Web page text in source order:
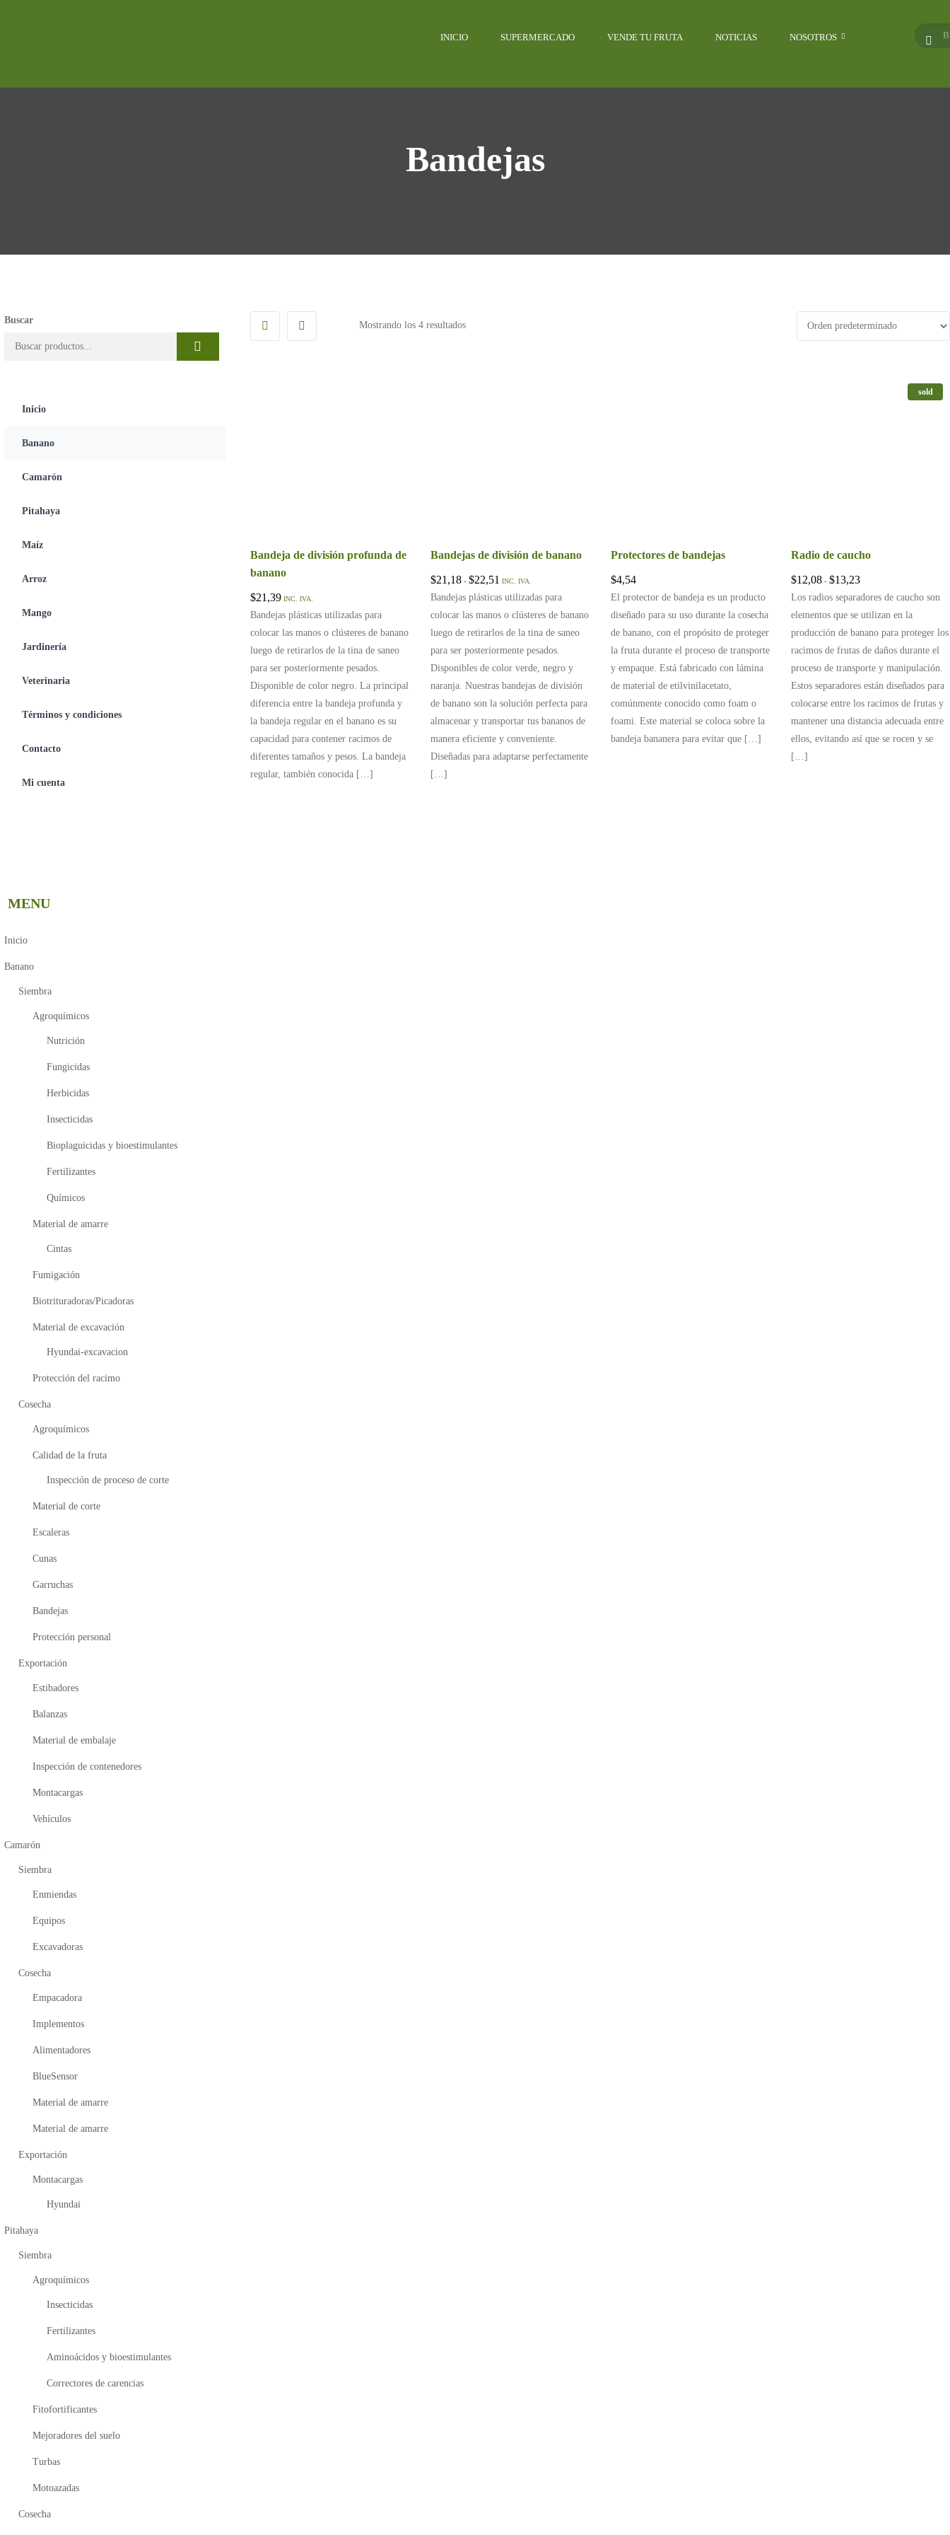
INICIO SUPERMERCADO VENDE TU FRUTA NOTICIAS NOSOTROS
Bandejas
Mostrando los 4 resultados
Bandeja de división profunda de
banano
$21,39 INC. IVA.
Bandejas plásticas utilizadas para
colocar las manos o clústeres de banano
luego de retirarlos de la tina de saneo
para ser posteriormente pesados.
Disponible de color negro. La principal
diferencia entre la bandeja profunda y
la bandeja regular en el banano es su
capacidad para contener racimos de
diferentes tamaños y pesos. La bandeja
regular, también conocida […]
Bandejas de división de banano
$21,18 - $22,51 Rango de precios: desde $21,18 hasta $22,51
INC. IVA.
Bandejas plásticas utilizadas para
colocar las manos o clústeres de banano
luego de retirarlos de la tina de saneo
para ser posteriormente pesados.
Disponibles de color verde, negro y
naranja. Nuestras bandejas de división
de banano son la solución perfecta para
almacenar y transportar tus bananos de
manera eficiente y conveniente.
Diseñadas para adaptarse perfectamente
[…]
Protectores de bandejas
$4,54
El protector de bandeja es un producto
diseñado para su uso durante la cosecha
de banano, con el propósito de proteger
la fruta durante el proceso de transporte
y empaque. Está fabricado con lámina
de material de etilvinilacetato,
comúnmente conocido como foam o
foami. Este material se coloca sobre la
bandeja bananera para evitar que […]
sold
Radio de caucho
$12,08 - $13,23Rango de precios: desde
Los radios separadores de caucho son
elementos que se utilizan en la
producción de banano para proteger los
racimos de frutas de daños durante el
proceso de transporte y manipulación.
Estos separadores están diseñados para
colocarse entre los racimos de frutas y
mantener una distancia adecuada entre
ellos, evitando así que se rocen y se
[…]
Buscar
Inicio
Banano
Camarón
Pitahaya
Maíz
Arroz
Mango
Jardinería
Veterinaria
Términos y condiciones
Contacto
Mi cuenta
MENU
Inicio
Banano
Siembra
Agroquímicos
Nutrición
Fungicidas
Herbicidas
Insecticidas
Bioplaguicidas y bioestimulantes
Fertilizantes
Químicos
Material de amarre
Cintas
Fumigación
Biotrituradoras/Picadoras
Material de excavación
Hyundai-excavacion
Protección del racimo
Cosecha
Agroquímicos
Calidad de la fruta
Inspección de proceso de corte
Material de corte
Escaleras
Cunas
Garruchas
Bandejas
Protección personal
Exportación
Estibadores
Balanzas
Material de embalaje
Inspección de contenedores
Montacargas
Vehículos
Camarón
Siembra
Enmiendas
Equipos
Excavadoras
Cosecha
Empacadora
Implementos
Alimentadores
BlueSensor
Material de amarre
Material de amarre
Exportación
Montacargas
Hyundai
Pitahaya
Siembra
Agroquímicos
Insecticidas
Fertilizantes
Aminoácidos y bioestimulantes
Correctores de carencias
Fitofortificantes
Mejoradores del suelo
Turbas
Motoazadas
Cosecha